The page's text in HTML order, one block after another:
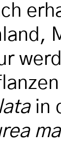
in